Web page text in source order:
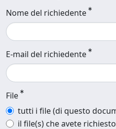
Nome del richiedente
E-mail del richiedente
File
tutti i file (di questo
il file(s) che avete richiesto